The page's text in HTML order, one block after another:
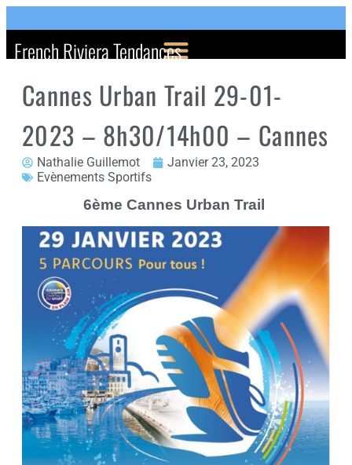
French Riviera Tendances
Cannes Urban Trail 29-01-
2023 – 8h30/14h00 – Cannes
Nathalie Guillemot
Janvier 23, 2023
Evènements Sportifs
6ème Cannes Urban Trail